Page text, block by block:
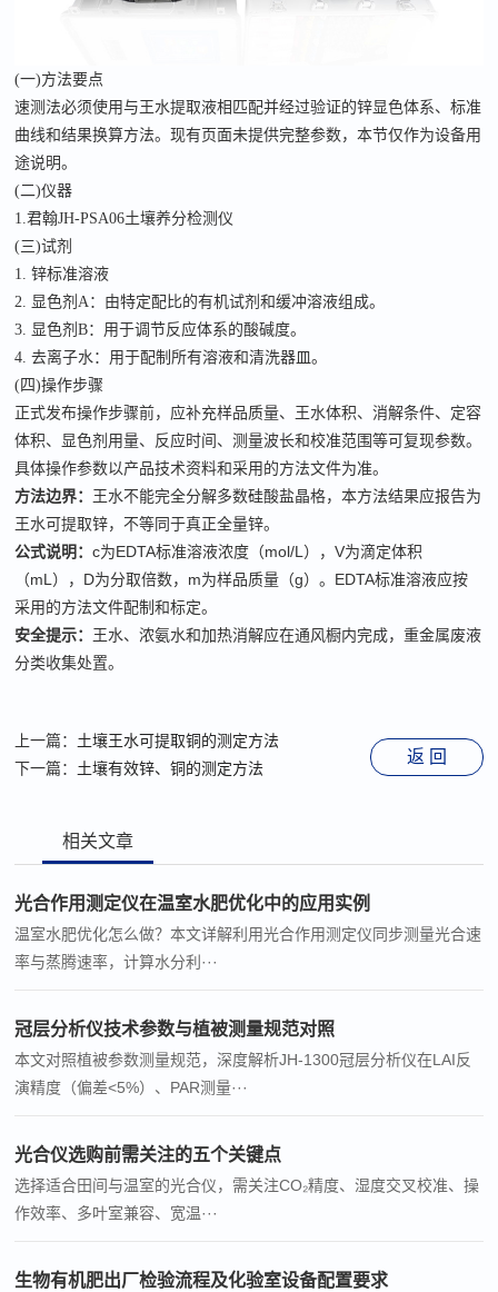
(一)方法要点
速测法必须使用与王水提取液相匹配并经过验证的锌显色体系、标准
曲线和结果换算方法。现有页面未提供完整参数，本节仅作为设备用
途说明。
(二)仪器
1.君翰JH-PSA06土壤养分检测仪
(三)试剂
1. 锌标准溶液
2. 显色剂A：由特定配比的有机试剂和缓冲溶液组成。
3. 显色剂B：用于调节反应体系的酸碱度。
4. 去离子水：用于配制所有溶液和清洗器皿。
(四)操作步骤
正式发布操作步骤前，应补充样品质量、王水体积、消解条件、定容
体积、显色剂用量、反应时间、测量波长和校准范围等可复现参数。
具体操作参数以产品技术资料和采用的方法文件为准。
方法边界： 王水不能完全分解多数硅酸盐晶格，本方法结果应报告为
王水可提取锌，不等同于真正全量锌。
公式说明：c为EDTA标准溶液浓度（mol/L），V为滴定体积
（mL），D为分取倍数，m为样品质量（g）。EDTA标准溶液应按
采用的方法文件配制和标定。
安全提示： 王水、浓氨水和加热消解应在通风橱内完成，重金属废液
分类收集处置。
上一篇： 土壤王水可提取铜的测定方法
下一篇： 土壤有效锌、铜的测定方法
返 回
相关文章
光合作用测定仪在温室水肥优化中的应用实例
温室水肥优化怎么做？本文详解利用光合作用测定仪同步测量光合速
率与蒸腾速率，计算水分利···
冠层分析仪技术参数与植被测量规范对照
本文对照植被参数测量规范，深度解析JH-1300冠层分析仪在LAI反
演精度（偏差<5%）、PAR测量···
光合仪选购前需关注的五个关键点
选择适合田间与温室的光合仪，需关注CO₂精度、湿度交叉校准、操
作效率、多叶室兼容、宽温···
生物有机肥出厂检验流程及化验室设备配置要求